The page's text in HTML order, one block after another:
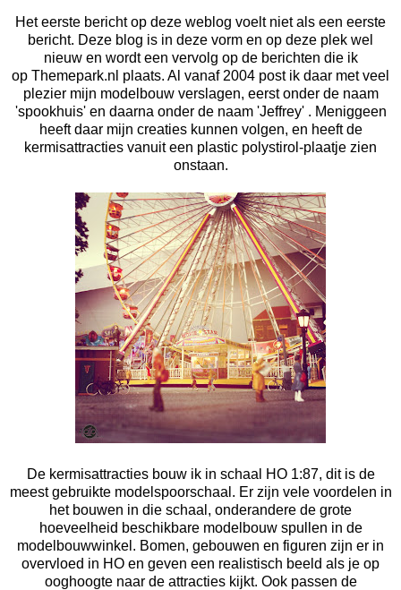
Het eerste bericht op deze weblog voelt niet als een eerste
bericht. Deze blog is in deze vorm en op deze plek wel
nieuw en wordt een vervolg op de berichten die ik
op Themepark.nl plaats. Al vanaf 2004 post ik daar met veel
plezier mijn modelbouw verslagen, eerst onder de naam
'spookhuis' en daarna onder de naam 'Jeffrey' . Meniggeen
heeft daar mijn creaties kunnen volgen, en heeft de
kermisattracties vanuit een plastic polystirol-plaatje zien
onstaan.
De kermisattracties bouw ik in schaal HO 1:87, dit is de
meest gebruikte modelspoorschaal. Er zijn vele voordelen in
het bouwen in die schaal, onderandere de grote
hoeveelheid beschikbare modelbouw spullen in de
modelbouwwinkel. Bomen, gebouwen en figuren zijn er in
overvloed in HO en geven een realistisch beeld als je op
ooghoogte naar de attracties kijkt. Ook passen de